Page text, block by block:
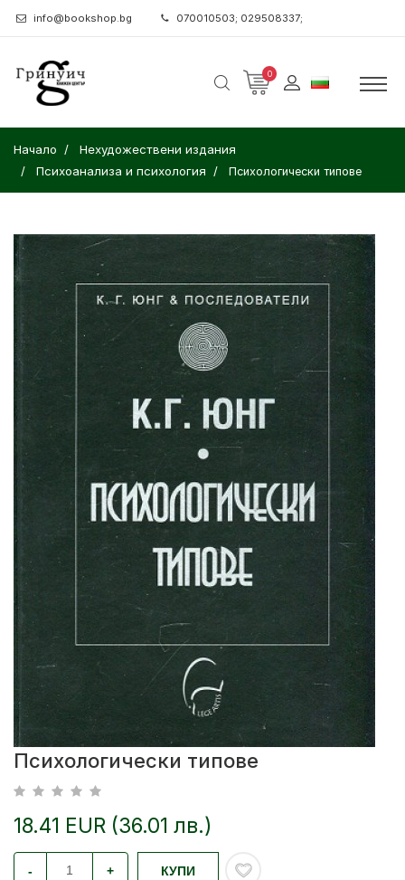
info@bookshop.bg 070010503; 029508337;
0
Начало
Нехудожествени издания
Психоанализа и психология
Психологически типове
Психологически типове
18.41 EUR (36.01 лв.)
- + КУПИ